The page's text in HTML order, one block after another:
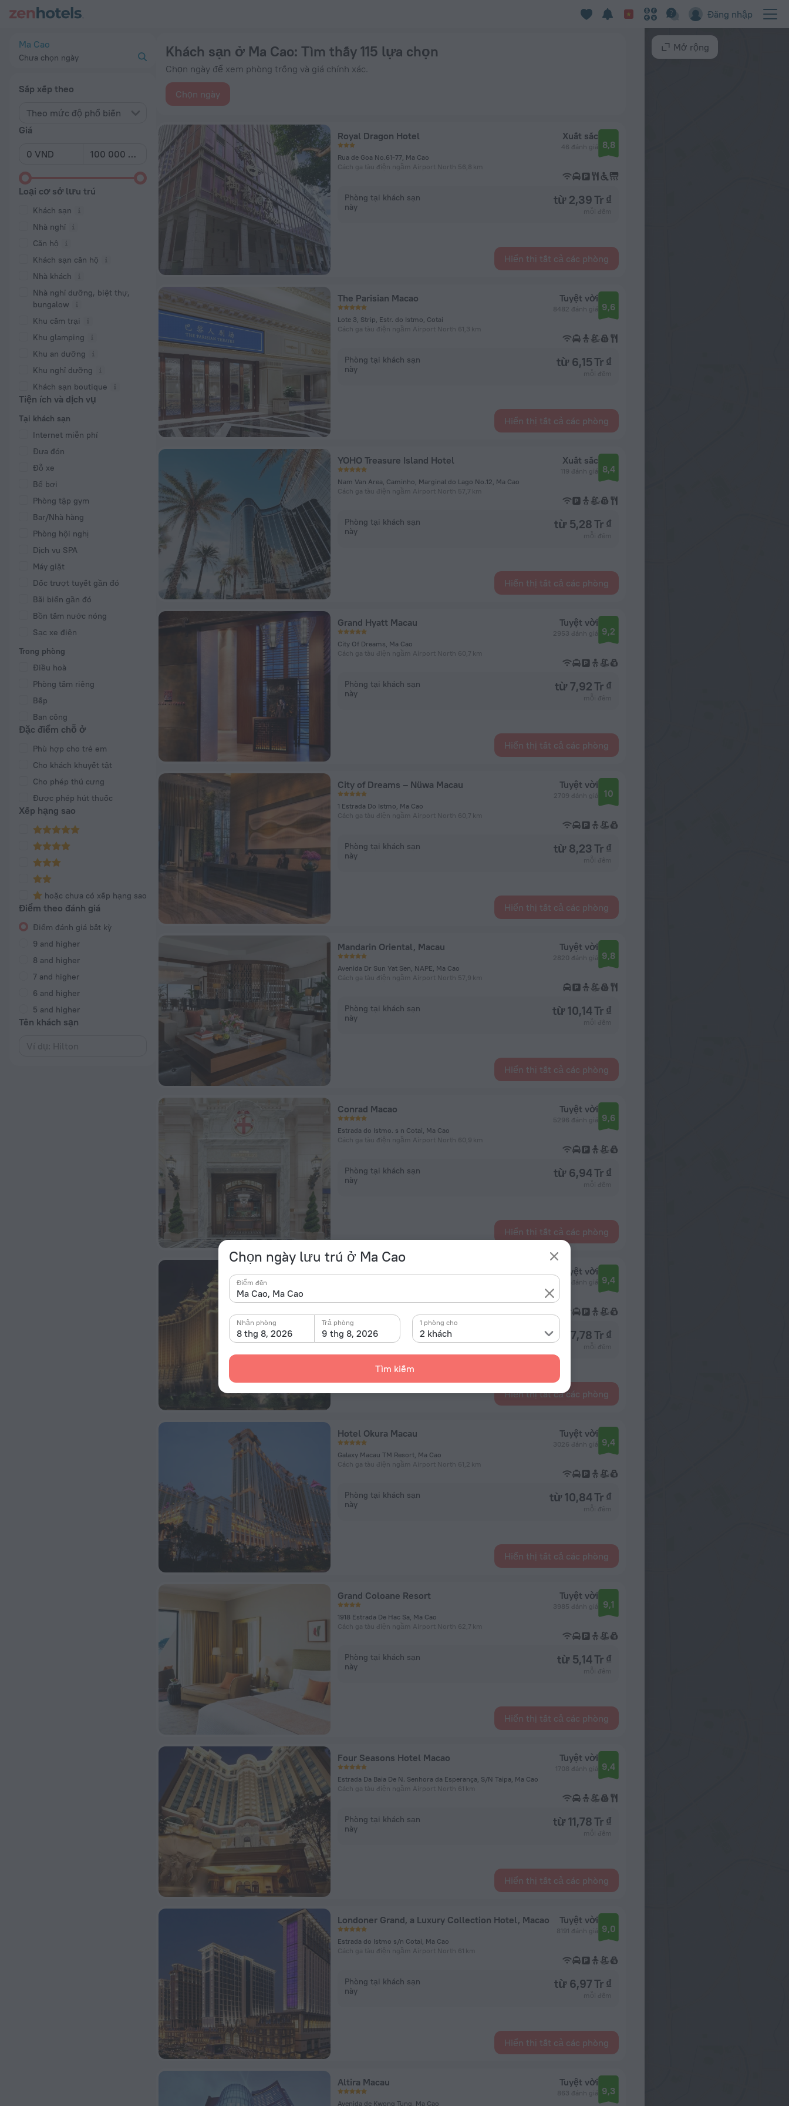
Đăng nhập
Chọn ngày lưu trú ở Ma Cao
Điểm đến
8 thg 8, 2026
Nhận phòng
9 thg 8, 2026
Trả phòng
2 khách
1 phòng cho
Tìm kiếm
Ma Cao
Chưa chọn ngày
Sắp xếp theo
Theo mức độ phổ biến
Giá
Loại cơ sở lưu trú
Khách sạn
Nhà nghỉ
Căn hộ
Khách sạn căn hộ
Nhà khách
Nhà nghỉ dưỡng, biệt thự,
bungalow
Khu cắm trại
Khu glamping
Khu an dưỡng
Khu nghỉ dưỡng
Khách sạn boutique
Tiện ích và dịch vụ
Tại khách sạn
Internet miễn phí
Đưa đón
Đỗ xe
Bể bơi
Phòng tập gym
Bar/Nhà hàng
Phòng hội nghị
Dịch vụ SPA
Máy giặt
Dốc trượt tuyết gần đó
Bãi biển gần đó
Bồn tắm nước nóng
Sạc xe điện
Trong phòng
Điều hoà
Phòng tắm riêng
Bếp
Ban công
Đặc điểm chỗ ở
Phù hợp cho trẻ em
Cho khách khuyết tật
Cho phép thú cưng
Được phép hút thuốc
Xếp hạng sao
hoặc chưa có xếp hạng sao
Điểm theo đánh giá
Điểm đánh giá bất kỳ
9 and higher
8 and higher
7 and higher
6 and higher
5 and higher
Tên khách sạn
Khách sạn ở Ma Cao: Tìm thấy 115 lựa chọn
Chọn ngày để xem phòng trống và giá chính xác.
Chọn ngày
Royal Dragon Hotel
Rua de Goa No.61-77, Ma Cao
Cách ga tàu điện ngầm Airport North 56,8 km
Xuất sắc
46 đánh giá 8,8
Phòng tại khách sạn
này
từ 2,39 Tr ₫
Hiển thị tất cả các phòng
The Parisian Macao
Lote 3, Strip, Estr. do Istmo, Cotai
Cách ga tàu điện ngầm Airport North 61,3 km
Tuyệt vời
8482 đánh giá 9,6
Phòng tại khách sạn
này
từ 6,15 Tr ₫
Hiển thị tất cả các phòng
YOHO Treasure Island Hotel
Nam Van Area, Caminho, Marginal do Lago No.12, Ma Cao
Cách ga tàu điện ngầm Airport North 57,7 km
Xuất sắc
119 đánh giá 8,4
Phòng tại khách sạn
này
từ 5,28 Tr ₫
Hiển thị tất cả các phòng
Grand Hyatt Macau
City Of Dreams, Ma Cao
Cách ga tàu điện ngầm Airport North 60,7 km
Tuyệt vời
2953 đánh giá 9,2
Phòng tại khách sạn
này
từ 7,92 Tr ₫
Hiển thị tất cả các phòng
City of Dreams – Nüwa Macau
1 Estrada Do Istmo, Ma Cao
Cách ga tàu điện ngầm Airport North 60,7 km
Tuyệt vời
2709 đánh giá 10
Phòng tại khách sạn
này
từ 8,23 Tr ₫
Hiển thị tất cả các phòng
Mandarin Oriental, Macau
Avenida Dr Sun Yat Sen, NAPE, Ma Cao
Cách ga tàu điện ngầm Airport North 57,9 km
Tuyệt vời
2820 đánh giá 9,8
Phòng tại khách sạn
này
từ 10,14 Tr ₫
Hiển thị tất cả các phòng
Conrad Macao
Estrada do Istmo. s n Cotai, Ma Cao
Cách ga tàu điện ngầm Airport North 60,9 km
Tuyệt vời
5296 đánh giá 9,6
Phòng tại khách sạn
này
từ 6,94 Tr ₫
Hiển thị tất cả các phòng
Cách ga tàu điện ngầm Airport North 60,9 km
Tuyệt vời
5049 đánh giá 9,4
Phòng tại khách sạn
này
từ 7,78 Tr ₫
Hiển thị tất cả các phòng
Hotel Okura Macau
Galaxy Macau TM Resort, Ma Cao
Cách ga tàu điện ngầm Airport North 61,2 km
Tuyệt vời
3026 đánh giá 9,4
Phòng tại khách sạn
này
từ 10,84 Tr ₫
Hiển thị tất cả các phòng
Grand Coloane Resort
1918 Estrada De Hac Sa, Ma Cao
Cách ga tàu điện ngầm Airport North 62,7 km
Tuyệt vời
3985 đánh giá 9,1
Phòng tại khách sạn
này
từ 5,14 Tr ₫
Hiển thị tất cả các phòng
Four Seasons Hotel Macao
Estrada Da Baia De N. Senhora da Esperança, S/N Taipa, Ma Cao
Cách ga tàu điện ngầm Airport North 61 km
Tuyệt vời
1708 đánh giá 9,4
Phòng tại khách sạn
này
từ 11,78 Tr ₫
Hiển thị tất cả các phòng
Londoner Grand, a Luxury Collection Hotel, Macao
Estrada do Istmo s/n Cotai, Ma Cao
Cách ga tàu điện ngầm Airport North 61 km
Tuyệt vời
8191 đánh giá 9,0
Phòng tại khách sạn
này
từ 6,97 Tr ₫
Hiển thị tất cả các phòng
Altira Macau
Avenida de Kwong Tung, Ma Cao
Tuyệt vời
863 đánh giá 9,3
Mở rộng
Top 20 Khách sạn ở Ma Cao 2026 từ 2,07 Tr ₫ – Đặt ngay trên ZenHotels.com